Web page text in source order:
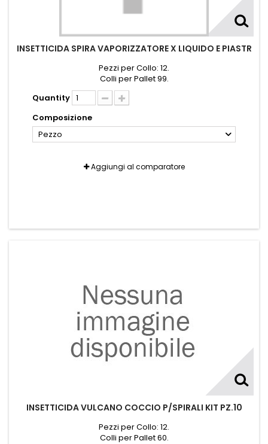
INSETTICIDA SPIRA VAPORIZZATORE X LIQUIDO E PIASTR
Pezzi per Collo: 12.
Colli per Pallet 99.
Quantity
Composizione
Pezzo
Aggiungi al comparatore
INSETTICIDA VULCANO COCCIO P/SPIRALI KIT PZ.10
Pezzi per Collo: 12.
Colli per Pallet 60.